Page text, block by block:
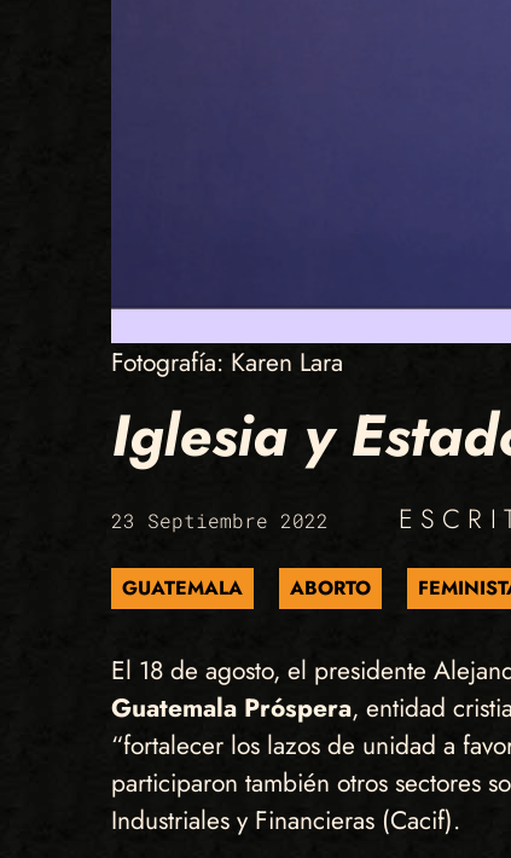
Fotografía: Karen Lara
Iglesia y
23 Septiembre 2022
GUATEMALA ABORTO
El 18 de agosto, el presidente
Guatemala Próspera, entidad
“fortalecer los lazos de unidad a
participaron también otros sectores
Industriales y Financieras (Cacif).